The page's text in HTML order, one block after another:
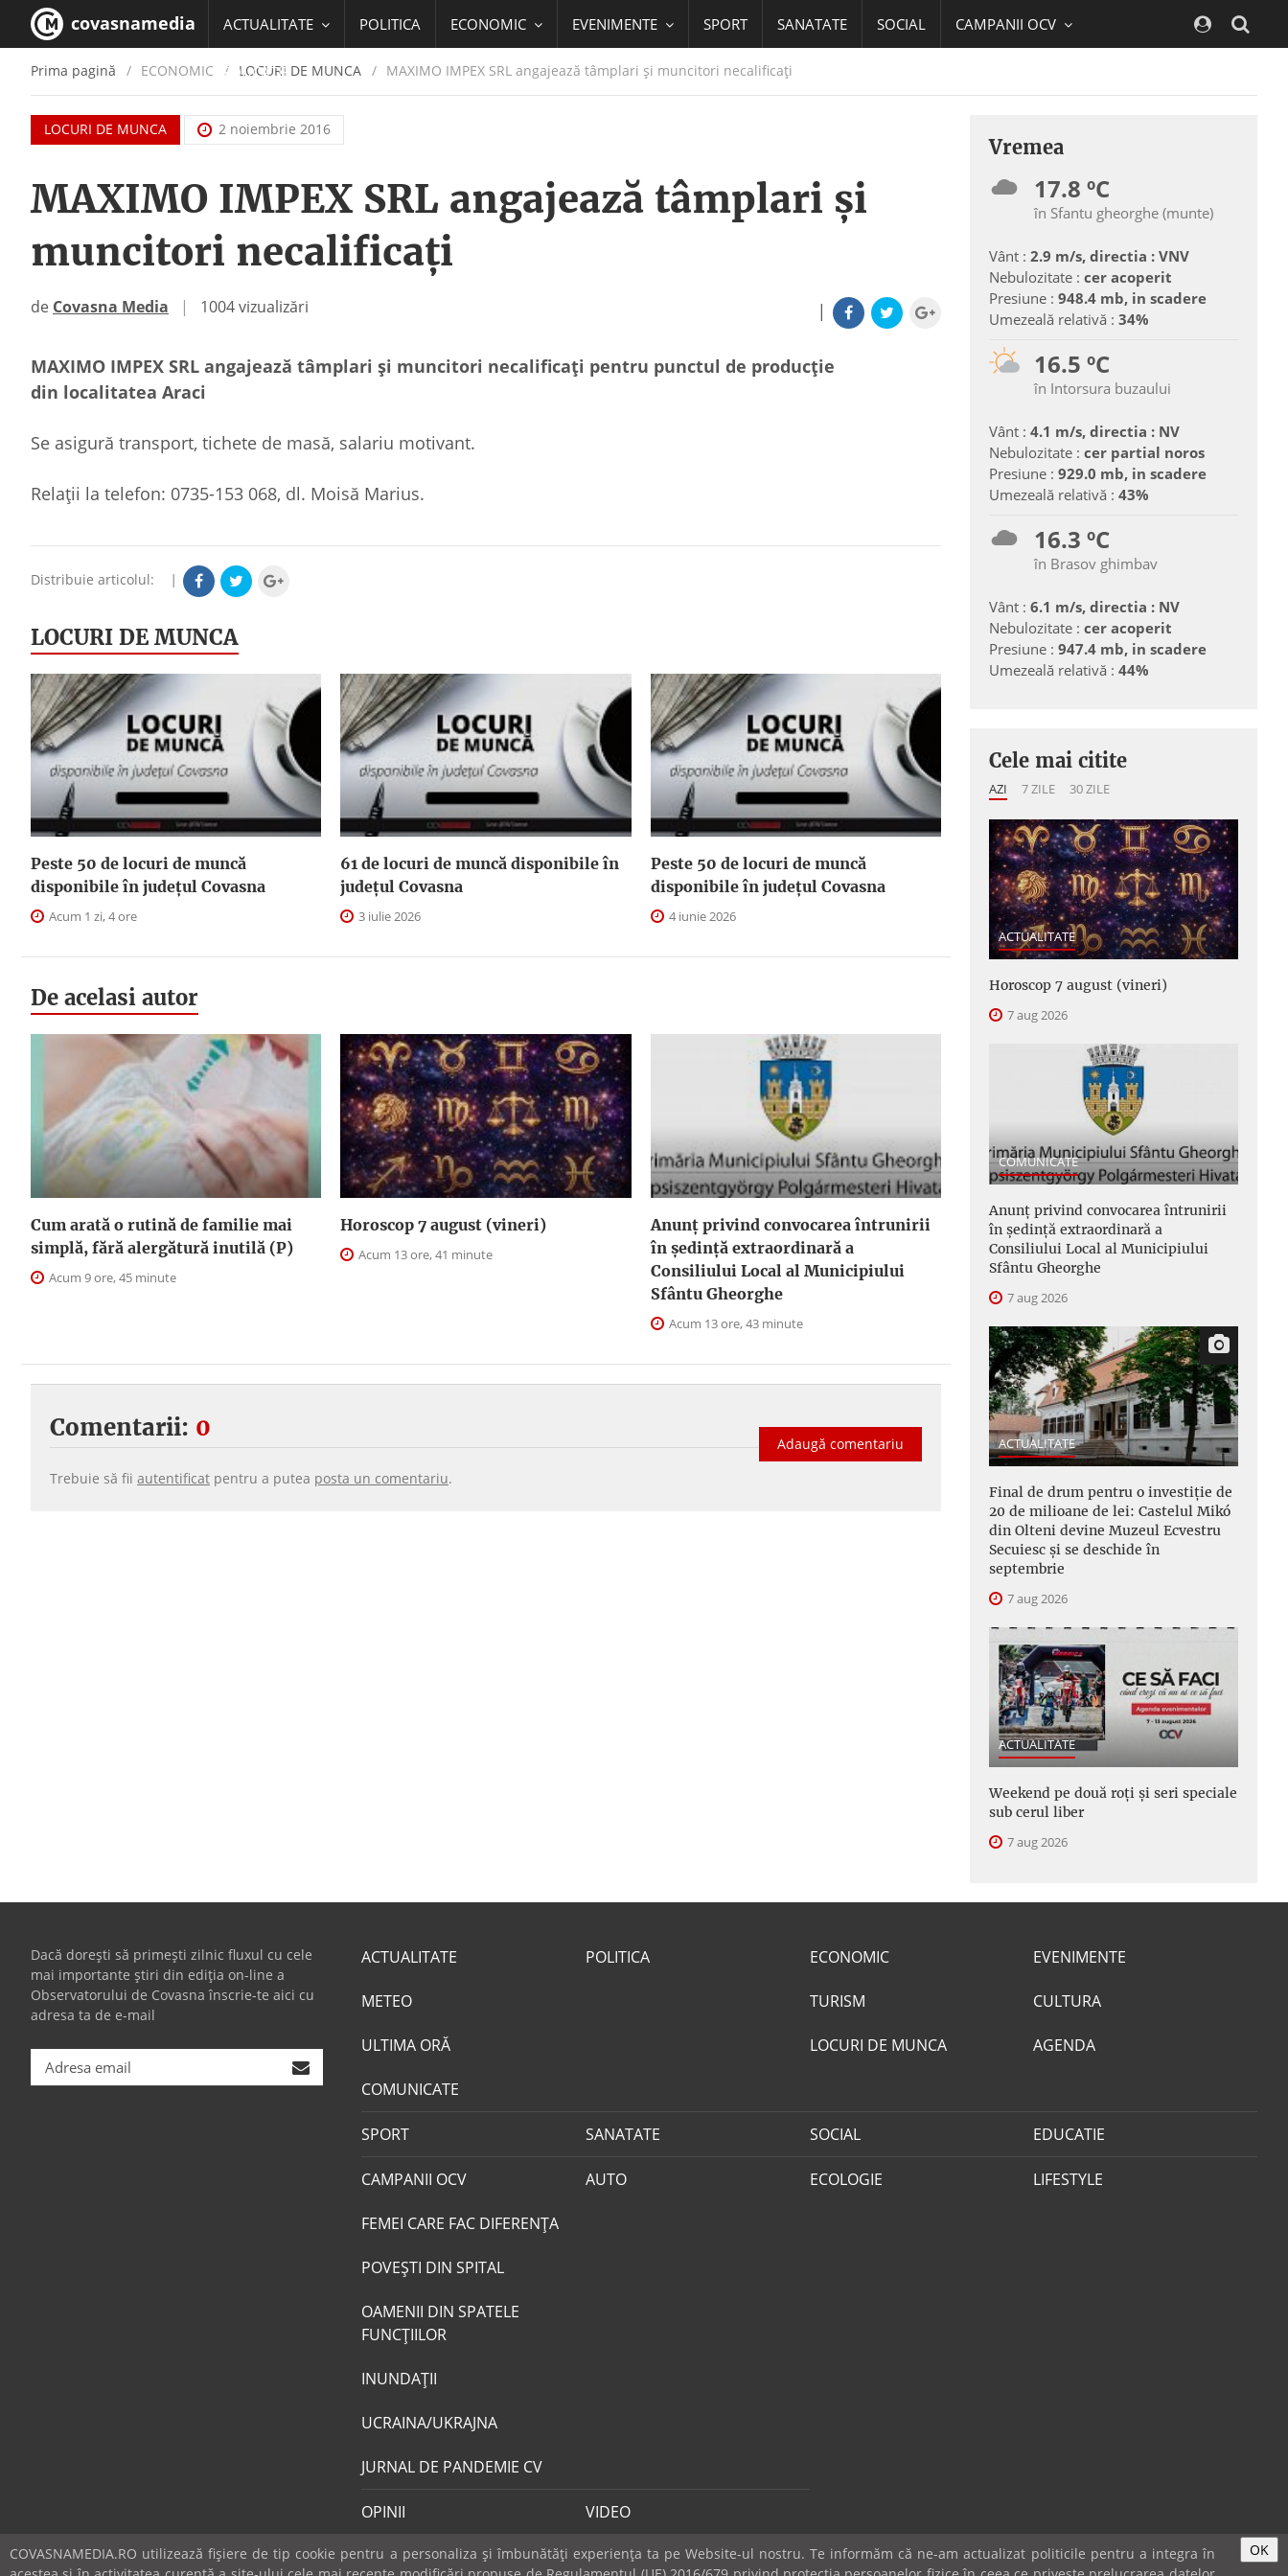
covasnamedia ACTUALITATE POLITICA ECONOMIC EVENIMENTE SPORT SANATATE SOCIAL CAMPANII OCV
EDUCATIE
Prima pagină ECONOMIC / LOCURI DE MUNCA MAXIMO IMPEX SRL angajează tâmplari și muncitori necalificați
LOCURI DE MUNCA 2 noiembrie 2016
MAXIMO IMPEX SRL angajează tâmplari și
muncitori necalificați
|
de Covasna Media | 1004 vizualizări
MAXIMO IMPEX SRL angajează tâmplari și muncitori necalificați pentru punctul de producție
din localitatea Araci
Se asigură transport, tichete de masă, salariu motivant.
Relații la telefon: 0735-153 068, dl. Moisă Marius.
Distribuie articolul: |
LOCURI DE MUNCA
Peste 50 de locuri de muncă
disponibile în județul Covasna
Acum 1 zi, 4 ore
61 de locuri de muncă disponibile în
județul Covasna
3 iulie 2026
Peste 50 de locuri de muncă
disponibile în județul Covasna
4 iunie 2026
De acelasi autor
Cum arată o rutină de familie mai
simplă, fără alergătură inutilă (P)
Acum 9 ore, 45 minute
Horoscop 7 august (vineri)
Acum 13 ore, 41 minute
Anunţ privind convocarea întrunirii
în şedinţă extraordinară a
Consiliului Local al Municipiului
Sfântu Gheorghe
Acum 13 ore, 43 minute
Comentarii: 0
Adaugă comentariu
Trebuie să fii autentificat pentru a putea posta un comentariu.
Vremea
17.8 ºC
în Sfantu gheorghe (munte)
Vânt : 2.9 m/s, directia : VNV
Nebulozitate : cer acoperit
Presiune : 948.4 mb, in scadere
Umezeală relativă : 34%
16.5 ºC
în Intorsura buzaului
Vânt : 4.1 m/s, directia : NV
Nebulozitate : cer partial noros
Presiune : 929.0 mb, in scadere
Umezeală relativă : 43%
16.3 ºC
în Brasov ghimbav
Vânt : 6.1 m/s, directia : NV
Nebulozitate : cer acoperit
Presiune : 947.4 mb, in scadere
Umezeală relativă : 44%
Cele mai citite
AZI 7 ZILE 30 ZILE
ACTUALITATE
Horoscop 7 august (vineri)
7 aug 2026
COMUNICATE
Anunţ privind convocarea întrunirii
în şedinţă extraordinară a
Consiliului Local al Municipiului
Sfântu Gheorghe
7 aug 2026
ACTUALITATE
Final de drum pentru o investiție de
20 de milioane de lei: Castelul Mikó
din Olteni devine Muzeul Ecvestru
Secuiesc și se deschide în
septembrie
7 aug 2026
ACTUALITATE
Weekend pe două roți și seri speciale
sub cerul liber
7 aug 2026
Dacă dorești să primești zilnic fluxul cu cele
mai importante știri din ediția on-line a
Observatorului de Covasna înscrie-te aici cu
adresa ta de e-mail
ACTUALITATE
METEO
ULTIMA ORĂ
COMUNICATE
POLITICA ECONOMIC
TURISM
LOCURI DE MUNCA
EVENIMENTE
CULTURA
AGENDA
SPORT SANATATE SOCIAL EDUCATIE
CAMPANII OCV
FEMEI CARE FAC DIFERENȚA
POVEŞTI DIN SPITAL
OAMENII DIN SPATELE
FUNCŢIILOR
INUNDAŢII
UCRAINA/UKRAJNA
JURNAL DE PANDEMIE CV
AUTO ECOLOGIE LIFESTYLE
OPINII VIDEO
COVASNAMEDIA.RO utilizează fişiere de tip cookie pentru a personaliza și îmbunătăți experiența ta pe Website-ul nostru. Te informăm că ne-am actualizat politicile pentru a integra în
OK